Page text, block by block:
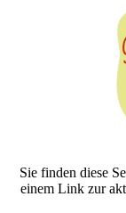
Sie finden diese
einem Link zur